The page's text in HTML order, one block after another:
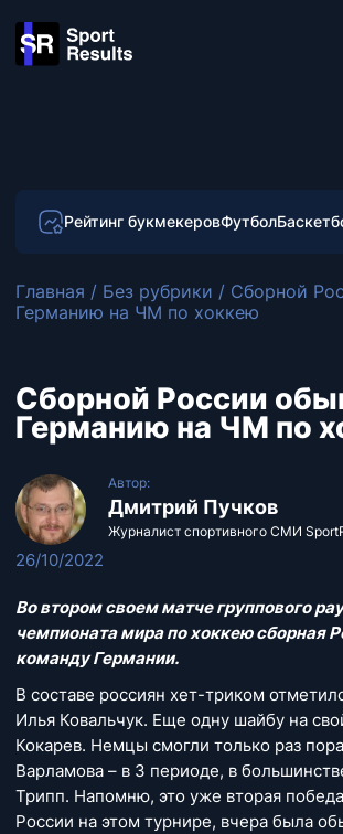
Рейтинг букмекеровФутбол
Главная / Без рубрики / Cборной
Германию на ЧМ по хоккею
Cборной России
Германию на ЧМ по
Автор:
Дмитрий Пучков
Журналист спортивного СМИ
26/10/2022
Во втором своем матче группового
чемпионата мира по хоккею сборная
команду Германии.
В составе россиян хет-триком
Илья Ковальчук. Еще одну шайбу на
Кокарев. Немцы смогли только раз
Варламова – в 3 периоде, в
Трипп. Напомню, это уже вторая
России на этом турнире, вчера была